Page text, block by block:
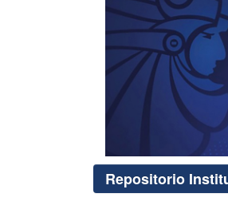
Repositorio